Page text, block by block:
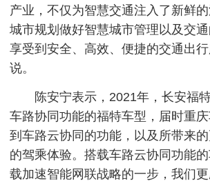
产业，不仅为智慧交通注入了新鲜
城市规划做好智慧城市管理以及交
享受到安全、高效、便捷的交通出
说。
陈安宁表示，2021年，长安福
车路协同功能的福特车型，届时重
到车路云协同的功能，以及所带来
的驾乘体验。搭载车路云协同功能
载加速智能网联战略的一步，我们